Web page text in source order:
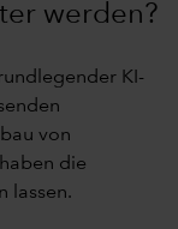
werden?
KI-
von
die
lassen.